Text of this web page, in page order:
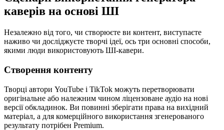
каверів на основі ШІ
Незалежно від того, чи створюєте ви контент, виступаєте
наживо чи досліджуєте творчі ідеї, ось три основні способи,
якими люди використовують ШІ-кавери.
Створення контенту
Творці автори YouTube і TikTok можуть перетворювати
оригінальне або належним чином ліцензоване аудіо на нові
версії обкладинок. Ви повинні зберігати права на вихідний
матеріал, а для комерційного використання згенерованого
результату потрібен Premium.